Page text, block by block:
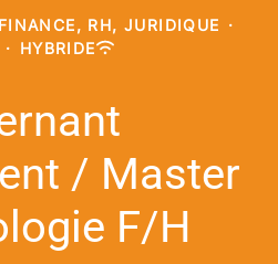
RH, JURIDIQUE ·
· HYBRIDE
/ Master
F/H